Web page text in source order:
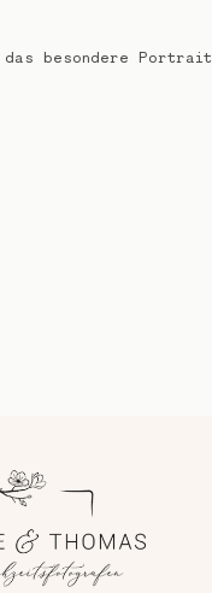
das besondere Portrait
Blog